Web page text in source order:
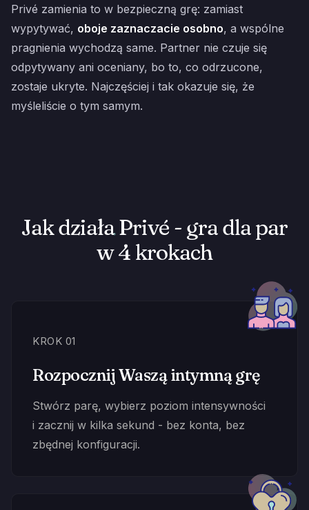
Privé zamienia to w bezpieczną grę: zamiast
wypytywać, oboje zaznaczacie osobno, a wspólne
pragnienia wychodzą same. Partner nie czuje się
odpytywany ani oceniany, bo to, co odrzucone,
zostaje ukryte. Najczęściej i tak okazuje się, że
myśleliście o tym samym.
Jak działa Privé - gra dla par
w 4 krokach
KROK 01
Rozpocznij Waszą intymną grę
Stwórz parę, wybierz poziom intensywności
i zacznij w kilka sekund - bez konta, bez
zbędnej konfiguracji.